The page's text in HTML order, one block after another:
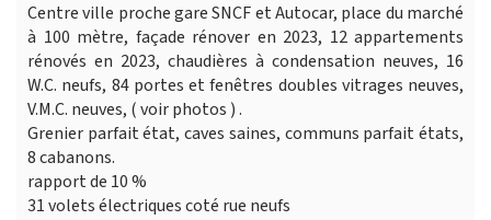
Centre ville proche gare SNCF et Autocar, place du marché
à 100 mètre, façade rénover en 2023, 12 appartements
rénovés en 2023, chaudières à condensation neuves, 16
W.C. neufs, 84 portes et fenêtres doubles vitrages neuves,
V.M.C. neuves, ( voir photos ) .
Grenier parfait état, caves saines, communs parfait états,
8 cabanons.
rapport de 10 %
31 volets électriques coté rue neufs